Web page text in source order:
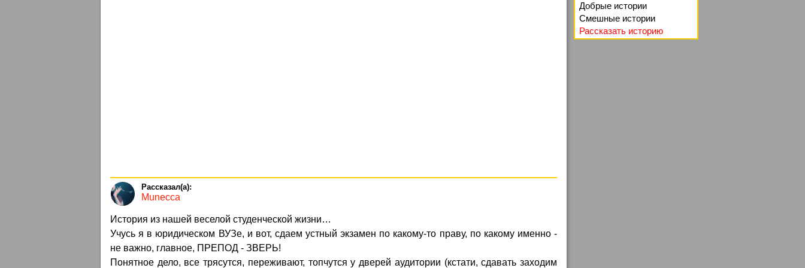
Munecca
История из нашей веселой студенческой жизни…
Учусь я в юридическом ВУЗе, и вот, сдаем устный экзамен по какому-то праву, по какому именно -
не важно, главное, ПРЕПОД - ЗВЕРЬ!
Понятное дело, все трясутся, переживают, топчутся у дверей аудитории (кстати, сдавать заходим
Добрые истории
Смешные истории
Рассказать историю